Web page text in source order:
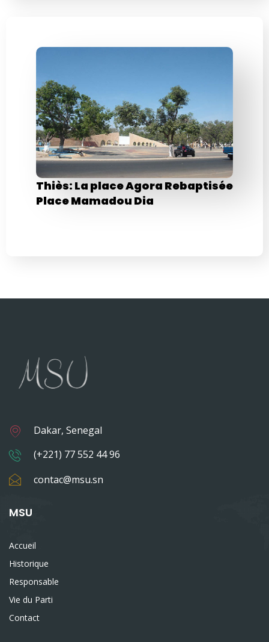
Thiès: La place Agora Rebaptisée
Place Mamadou Dia
Dakar, Senegal
(+221) 77 552 44 96
contac@msu.sn
MSU
Accueil
Historique
Responsable
Vie du Parti
Contact